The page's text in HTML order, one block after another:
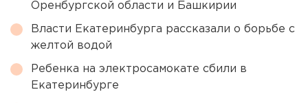
Оренбургской области и Башкирии
Власти Екатеринбурга рассказали о борьбе с
желтой водой
Ребенка на электросамокате сбили в
Екатеринбурге